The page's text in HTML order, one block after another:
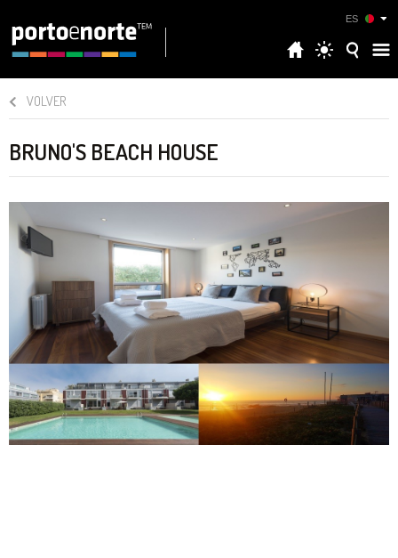
ES
VOLVER
BRUNO'S BEACH HOUSE